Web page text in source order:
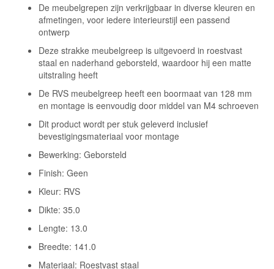
De meubelgrepen zijn verkrijgbaar in diverse kleuren en
afmetingen, voor iedere interieurstijl een passend
ontwerp
Deze strakke meubelgreep is uitgevoerd in roestvast
staal en naderhand geborsteld, waardoor hij een matte
uitstraling heeft
De RVS meubelgreep heeft een boormaat van 128 mm
en montage is eenvoudig door middel van M4 schroeven
Dit product wordt per stuk geleverd inclusief
bevestigingsmateriaal voor montage
Bewerking: Geborsteld
Finish: Geen
Kleur: RVS
Dikte: 35.0
Lengte: 13.0
Breedte: 141.0
Materiaal: Roestvast staal